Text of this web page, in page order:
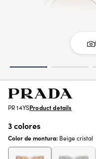
PR 14YSProduct details
3 colores
Color de montura: Beige cristal